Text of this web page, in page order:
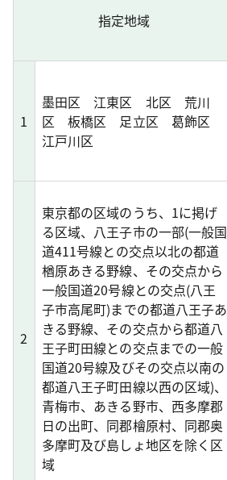
指定地域
1
墨田区 江東区 北区 荒川
区 板橋区 足立区 葛飾区
江戸川区
2
東京都の区域のうち、1に掲げ
る区域、八王子市の一部(一般国
道411号線との交点以北の都道
楢原あきる野線、その交点から
一般国道20号線との交点(八王
子市高尾町)までの都道八王子あ
きる野線、その交点から都道八
王子町田線との交点までの一般
国道20号線及びその交点以南の
都道八王子町田線以西の区域)、
青梅市、あきる野市、西多摩郡
日の出町、同郡檜原村、同郡奥
多摩町及び島しょ地区を除く区
域